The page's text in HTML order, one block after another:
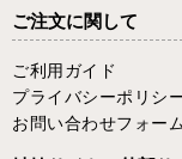
ご注文に関して
ご利用ガイド
プライバシーポリシ
お問い合わせフォー